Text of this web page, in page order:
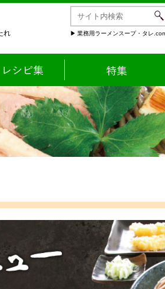
れ
業務用ラーメンスープ・タレ